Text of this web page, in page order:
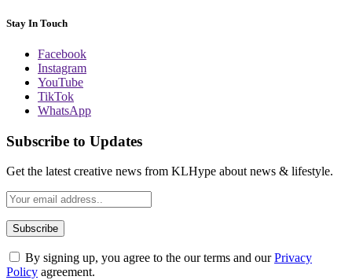
Stay In Touch
Facebook
Instagram
YouTube
TikTok
WhatsApp
Subscribe to Updates
Get the latest creative news from KLHype about news & lifestyle.
By signing up, you agree to the our terms and ourPrivacy
Policy agreement.